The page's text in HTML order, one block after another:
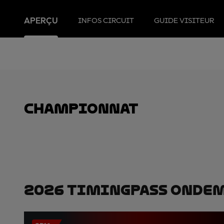
APERÇU INFOS CIRCUIT GUIDE VISITEUR
Championnat
2026 TimingPass